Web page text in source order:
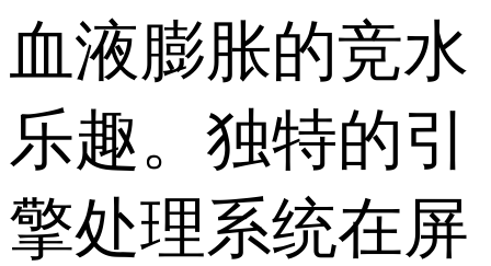
血液膨胀的竞水
乐趣。独特的引
擎处理系统在屏